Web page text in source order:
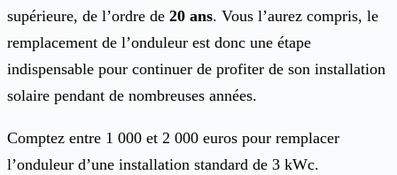
supérieure, de l’ordre de 20 ans. Vous l’aurez compris, le
remplacement de l’onduleur est donc une étape
indispensable pour continuer de profiter de son installation
solaire pendant de nombreuses années.
Comptez entre 1 000 et 2 000 euros pour remplacer
l’onduleur d’une installation standard de 3 kWc.